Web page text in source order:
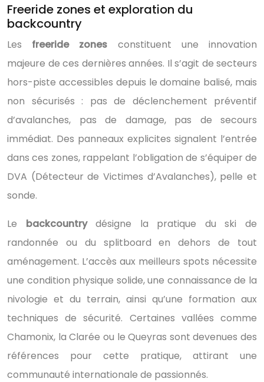
Freeride zones et exploration du
backcountry
Les freeride zones constituent une innovation
majeure de ces dernières années. Il s’agit de secteurs
hors-piste accessibles depuis le domaine balisé, mais
non sécurisés : pas de déclenchement préventif
d’avalanches, pas de damage, pas de secours
immédiat. Des panneaux explicites signalent l’entrée
dans ces zones, rappelant l’obligation de s’équiper de
DVA (Détecteur de Victimes d’Avalanches), pelle et
sonde.
Le backcountrydésigne la pratique du ski de
randonnée ou du splitboard en dehors de tout
aménagement. L’accès aux meilleurs spots nécessite
une condition physique solide, une connaissance de la
nivologie et du terrain, ainsi qu’une formation aux
techniques de sécurité. Certaines vallées comme
Chamonix, la Clarée ou le Queyras sont devenues des
références pour cette pratique, attirant une
communauté internationale de passionnés.